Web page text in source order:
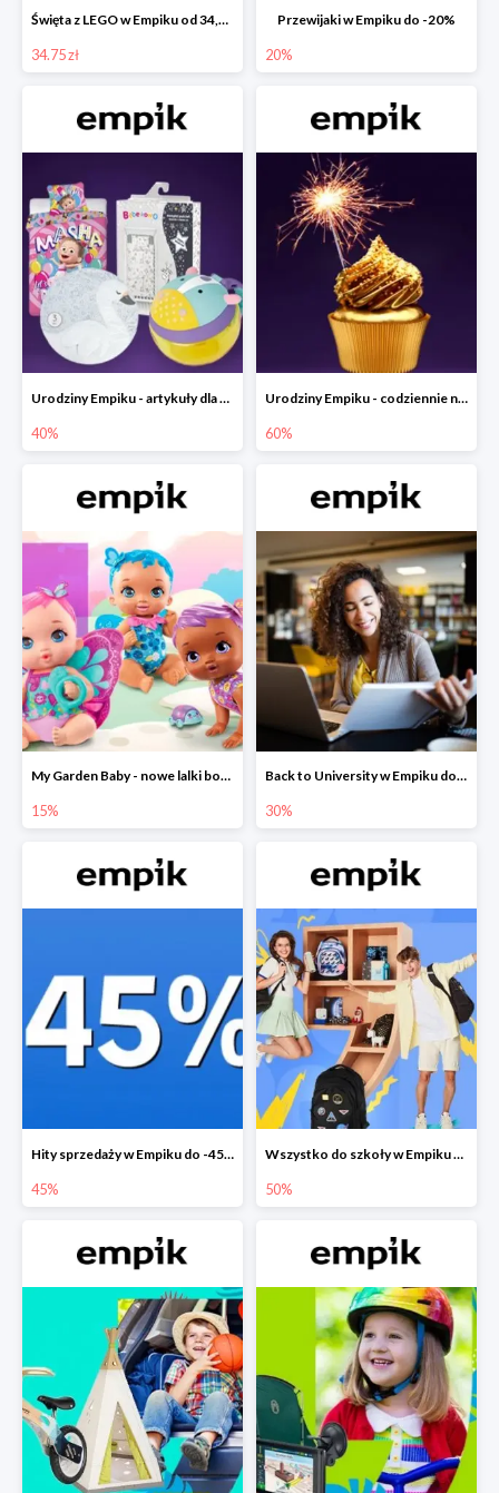
Święta z LEGO w Empiku od 34,75 zł
34.75 zł
Przewijaki w Empiku do -20%
20%
Urodziny Empiku - artykuły dla mamy i dziecka do -40%
40%
Urodziny Empiku - codziennie nowe okazje nawet do -60%
60%
My Garden Baby - nowe lalki bobaski w Empiku do -15%
15%
Back to University w Empiku do -30%
30%
Hity sprzedaży w Empiku do -45%
45%
Wszystko do szkoły w Empiku do -50%
50%